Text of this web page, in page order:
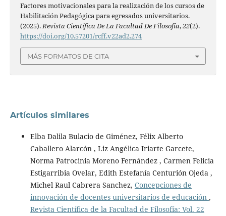
Factores motivacionales para la realización de los cursos de
Habilitación Pedagógica para egresados universitarios.
(2025).Revista Científica De La Facultad De Filosofía,22(2).
https://doi.org/10.57201/rcff.v22ad2.274
MÁS FORMATOS DE CITA
Artículos similares
Elba Dalila Bulacio de Giménez, Félix Alberto
Caballero Alarcón , Liz Angélica Iriarte Garcete,
Norma Patrocinia Moreno Fernández , Carmen Felicia
Estigarribia Ovelar, Edith Estefanía Centurión Ojeda ,
Michel Raul Cabrera Sanchez, Concepciones de
innovación de docentes universitarios de educación ,
Revista Científica de la Facultad de Filosofía: Vol. 22